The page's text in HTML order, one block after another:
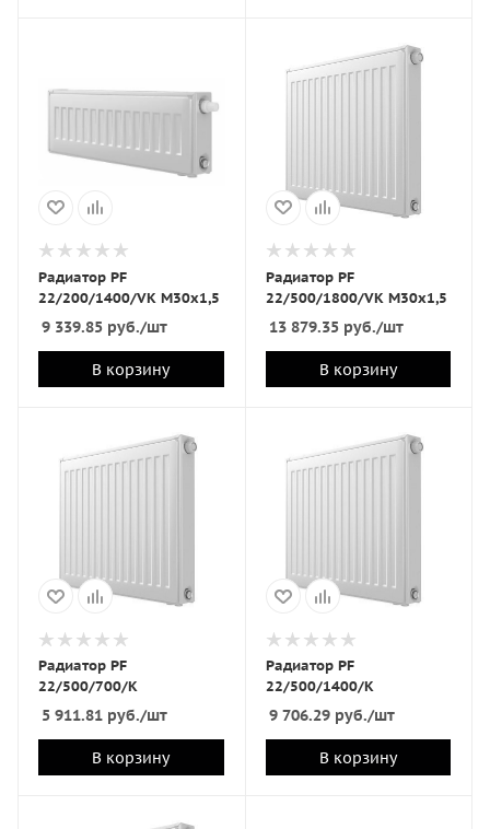
Радиатор PF
22/200/1400/VK M30x1,5
9 339.85 руб./шт
В корзину
Радиатор PF
22/500/1800/VK M30x1,5
13 879.35руб./шт
В корзину
Радиатор PF
22/500/700/K
5 911.81 руб./шт
В корзину
Радиатор PF
22/500/1400/K
9 706.29руб./шт
В корзину